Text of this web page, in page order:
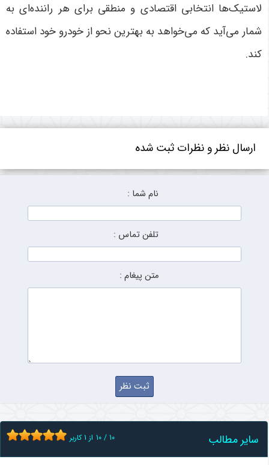
لاستیک‌ها انتخابی اقتصادی و منطقی برای هر راننده‌ای به
شمار می‌آید که می‌خواهد به بهترین نحو از خودرو خود استفاده
کند.
ارسال نظر و نظرات ثبت شده
نام شما :
تلفن تماس :
متن پیغام :
سایر مطالب 10 / 10 از 1کاربر